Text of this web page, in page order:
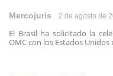
Mercojuris 2 de agosto de
El Brasil ha solicitado la
OMC con los Estados Unidos